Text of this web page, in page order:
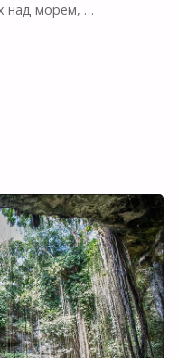
над морем, …